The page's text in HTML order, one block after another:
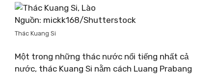
Nguồn: mickk168/Shutterstock
Thác Kuang Si
Một trong những thác nước nổi tiếng nhất cả
nước, thác Kuang Si nằm cách Luang Prabang